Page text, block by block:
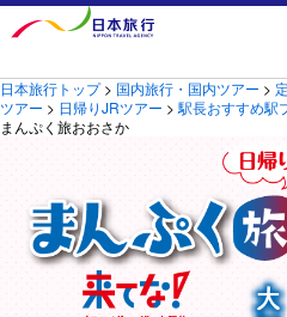
日本旅行トップ> 国内旅行・国内ツアー >
ツアー > 日帰りJRツアー > 駅長おすすめ駅
まんぷく旅おおさか